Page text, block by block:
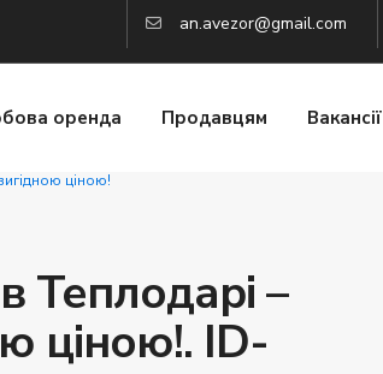
an.avezor@gmail.com
оренда Продавцям Вакансії
ціною!
Теплодарі –
ціною!. ID-